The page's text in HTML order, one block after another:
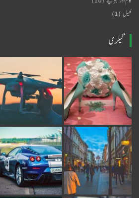
کھیل (1)
گیلری